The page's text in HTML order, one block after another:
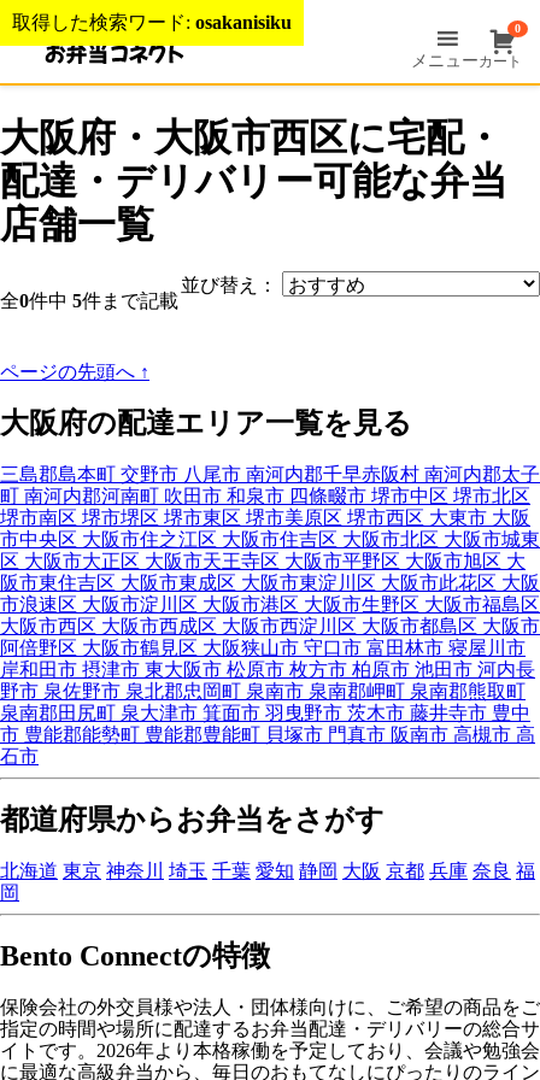
取得した検索ワード: osakanisiku
メニューカート
0
大阪府・大阪市西区に宅配・
配達・デリバリー可能な弁当
店舗一覧
全0件中 5件まで記載
並び替え：
ページの先頭へ ↑
大阪府の配達エリア一覧を見る
三島郡島本町 交野市 八尾市 南河内郡千早赤阪村 南河内郡太子
町 南河内郡河南町 吹田市 和泉市 四條畷市 堺市中区 堺市北区
堺市南区 堺市堺区 堺市東区 堺市美原区 堺市西区 大東市 大阪
市中央区 大阪市住之江区 大阪市住吉区 大阪市北区 大阪市城東
区 大阪市大正区 大阪市天王寺区 大阪市平野区 大阪市旭区 大
阪市東住吉区 大阪市東成区 大阪市東淀川区 大阪市此花区 大阪
市浪速区 大阪市淀川区 大阪市港区 大阪市生野区 大阪市福島区
大阪市西区 大阪市西成区 大阪市西淀川区 大阪市都島区 大阪市
阿倍野区 大阪市鶴見区 大阪狭山市 守口市 富田林市 寝屋川市
岸和田市 摂津市 東大阪市 松原市 枚方市 柏原市 池田市 河内長
野市 泉佐野市 泉北郡忠岡町 泉南市 泉南郡岬町 泉南郡熊取町
泉南郡田尻町 泉大津市 箕面市 羽曳野市 茨木市 藤井寺市 豊中
市 豊能郡能勢町 豊能郡豊能町 貝塚市 門真市 阪南市 高槻市 高
石市
都道府県からお弁当をさがす
北海道 東京 神奈川 埼玉 千葉 愛知 静岡 大阪 京都 兵庫 奈良 福
岡
Bento Connectの特徴
保険会社の外交員様や法人・団体様向けに、ご希望の商品をご
指定の時間や場所に配達するお弁当配達・デリバリーの総合サ
イトです。2026年より本格稼働を予定しており、会議や勉強会
に最適な高級弁当から、毎日のおもてなしにぴったりのライン